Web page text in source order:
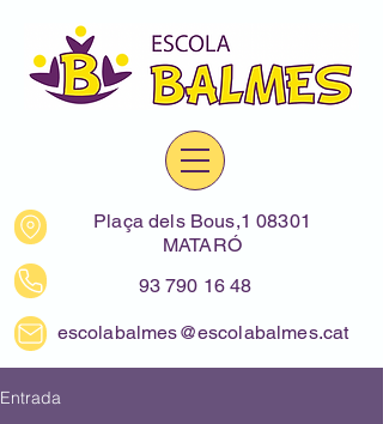
Plaça dels Bous,1 08301
MATARÓ
93 790 16 48
escolabalmes@escolabalmes.cat
Entrada